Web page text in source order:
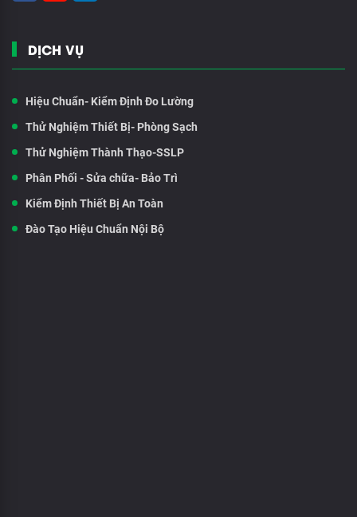
DỊCH VỤ
Hiệu Chuẩn- Kiểm Định Đo Lường
Thử Nghiệm Thiết Bị- Phòng Sạch
Thử Nghiệm Thành Thạo-SSLP
Phân Phối - Sửa chữa- Bảo Trì
Kiểm Định Thiết Bị An Toàn
Đào Tạo Hiệu Chuẩn Nội Bộ